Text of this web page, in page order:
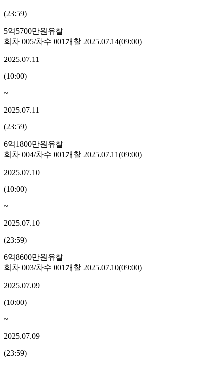
(23:59)
5억5700만원 유찰
회차 005/차수 001개찰 2025.07.14(09:00)
2025.07.11
(10:00)
~
2025.07.11
(23:59)
6억1800만원 유찰
회차 004/차수 001개찰 2025.07.11(09:00)
2025.07.10
(10:00)
~
2025.07.10
(23:59)
6억8600만원 유찰
회차 003/차수 001개찰 2025.07.10(09:00)
2025.07.09
(10:00)
~
2025.07.09
(23:59)